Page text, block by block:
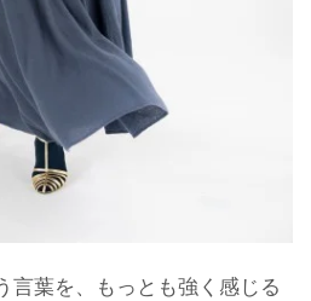
葉を、もっとも強く感じる